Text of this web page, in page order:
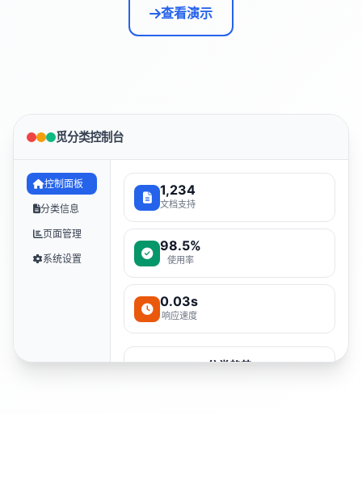
查看演示
觅分类控制台
控制面板
分类信息
页面管理
系统设置
1,234
文档支持
98.5%
使用率
0.03s
响应速度
分类趋势